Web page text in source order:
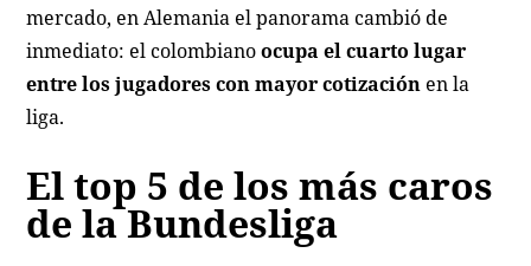
mercado, en Alemania el panorama cambió de
inmediato: el colombianoocupa el cuarto lugar
entre los jugadores con mayor cotización en la
liga.
El top 5 de los más caros
de la Bundesliga